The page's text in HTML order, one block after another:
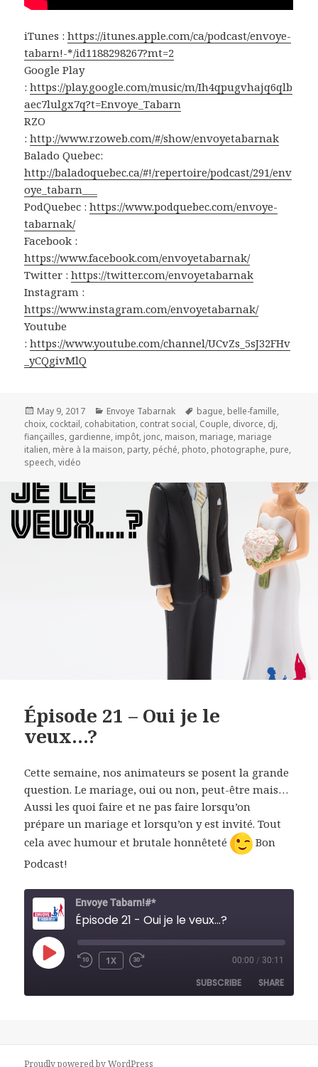
iTunes :https://itunes.apple.com/ca/podcast/envoye-
tabarn!-*/id1188298267?mt=2
Google Play
:https://play.google.com/music/m/Ih4qpugvhajq6qlb
aec7lulgx7q?t=Envoye_Tabarn
RZO
:http://www.rzoweb.com/#/show/envoyetabarnak
Balado Quebec:
http://baladoquebec.ca/#!/repertoire/podcast/291/env
oye_tabarn___
PodQuebec :https://www.podquebec.com/envoye-
tabarnak/
Facebook :
https://www.facebook.com/envoyetabarnak/
Twitter :https://twitter.com/envoyetabarnak
Instagram :
https://www.instagram.com/envoyetabarnak/
Youtube
:https://www.youtube.com/channel/UCvZs_5sJ32FHv
_yCQgivMlQ
Posted
on
May 9, 2017 Categories
Envoye Tabarnak Tags
bague, belle-famille,
choix, cocktail, cohabitation, contrat social, Couple, divorce, dj,
fiançailles, gardienne, impôt, jonc, maison, mariage, mariage
italien, mère à la maison, party, péché, photo, photographe, pure,
speech,vidéo
Épisode 21 – Oui je le
veux…?
Cette semaine, nos animateurs se posent la grande
question. Le mariage, oui ou non, peut-être mais…
Aussi les quoi faire et ne pas faire lorsqu’on
prépare un mariage et lorsqu’on y est invité. Tout
cela avec humour et brutale honnêteté
Bon
Podcast!
Envoye Tabarn!#*
Épisode 21 - Oui je le veux...?
PLAY
EPISODE REWIND
1X
FAST
00:00 / 30:11
SUBSCRIBE SHARE
Proudly powered by WordPress